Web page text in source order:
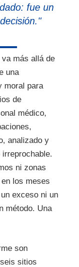
fue un
más allá de
una
moral para
de
médico,
analizado y
ni zonas
los meses
exceso ni un
método. Una
son
sitios